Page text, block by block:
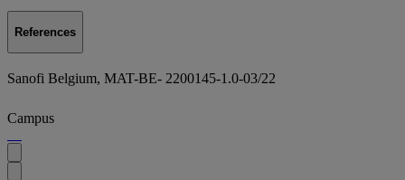
References
Sanofi Belgium, MAT-BE- 2200145-1.0-03/22
Campus